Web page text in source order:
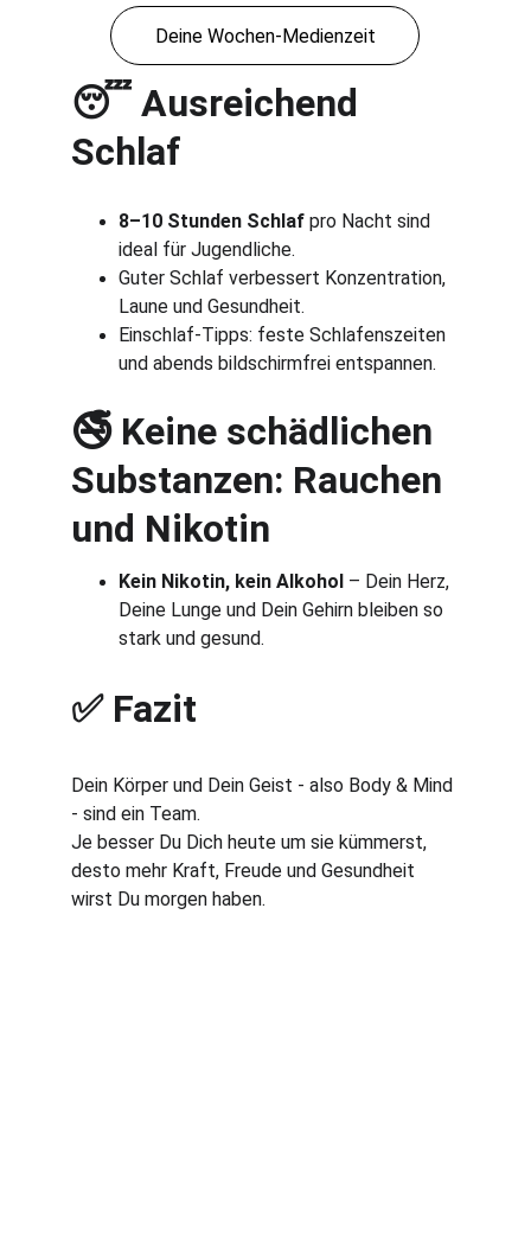
😴 Ausreichend
Schlaf
8–10 Stunden Schlaf pro Nacht sind
ideal für Jugendliche.
Guter Schlaf verbessert Konzentration,
Laune und Gesundheit.
Einschlaf-Tipps: feste Schlafenszeiten
und abends bildschirmfrei entspannen.
🚭 Keine schädlichen
Substanzen: Rauchen
und Nikotin
Kein Nikotin, kein Alkohol – Dein Herz,
Deine Lunge und Dein Gehirn bleiben so
stark und gesund.
✅ Fazit
Dein Körper und Dein Geist - also Body & Mind
- sind ein Team.
Je besser Du Dich heute um sie kümmerst,
desto mehr Kraft, Freude und Gesundheit
wirst Du morgen haben.
Deine Wochen-Medienzeit